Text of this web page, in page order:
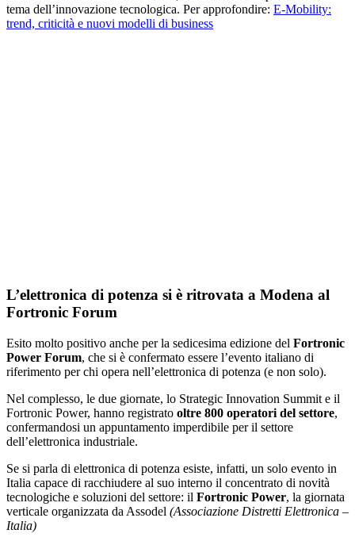
tema dell’innovazione tecnologica. Per approfondire: E-Mobility:
trend, criticità e nuovi modelli di business
L’elettronica di potenza si è ritrovata a Modena al
Fortronic Forum
Esito molto positivo anche per la sedicesima edizione del Fortronic
Power Forum, che si è confermato essere l’evento italiano di
riferimento per chi opera nell’elettronica di potenza (e non solo).
Nel complesso, le due giornate, lo Strategic Innovation Summit e il
Fortronic Power, hanno registrato oltre 800 operatori del settore,
confermandosi un appuntamento imperdibile per il settore
dell’elettronica industriale.
Se si parla di elettronica di potenza esiste, infatti, un solo evento in
Italia capace di racchiudere al suo interno il concentrato di novità
tecnologiche e soluzioni del settore: il Fortronic Power, la giornata
verticale organizzata da Assodel (Associazione Distretti Elettronica –
Italia)